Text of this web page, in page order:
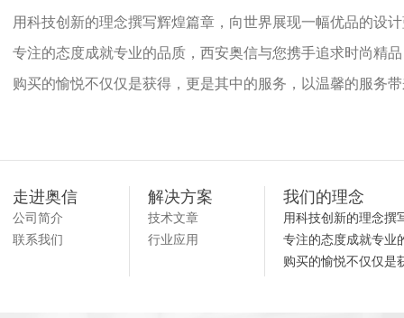
用科技创新的理念撰写辉煌篇章，向世界展现一幅优品的设
专注的态度成就专业的品质，西安奥信与您携手追求时尚精品
购买的愉悦不仅仅是获得，更是其中的服务，以温馨的服务
走进奥信
公司简介
联系我们
解决方案
技术文章
行业应用
我们的理念
用科技创新的理念撰
专注的态度成就专业
购买的愉悦不仅仅是